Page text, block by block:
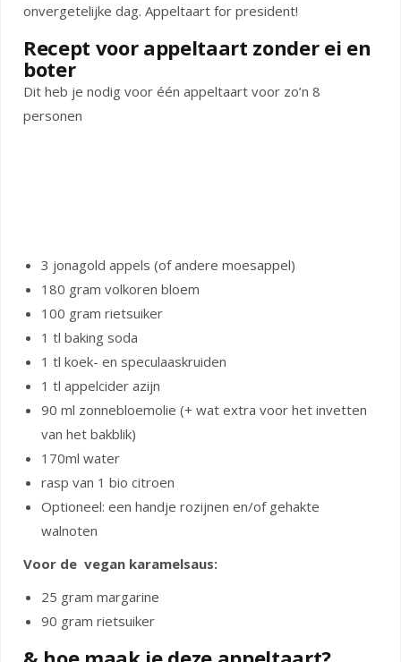
onvergetelijke dag. Appeltaart for president!
Recept voor appeltaart zonder ei en
boter
Dit heb je nodig voor één appeltaart voor zo’n 8
personen
3 jonagold appels (of andere moesappel)
180 gram volkoren bloem
100 gram rietsuiker
1 tl baking soda
1 tl koek- en speculaaskruiden
1 tl appelcider azijn
90 ml zonnebloemolie (+ wat extra voor het invetten
van het bakblik)
170ml water
rasp van 1 bio citroen
Optioneel: een handje rozijnen en/of gehakte
walnoten
Voor de vegan karamelsaus:
25 gram margarine
90 gram rietsuiker